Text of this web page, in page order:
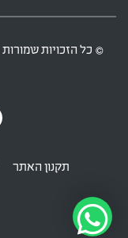
‫© כל הזכויות שמורות
תקנון האתר